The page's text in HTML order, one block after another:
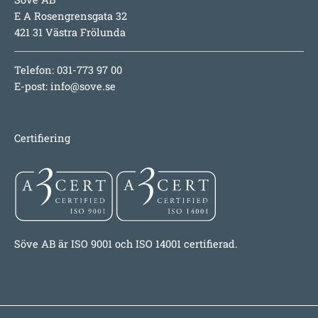
E A Rosengrensgata 32
421 31 Västra Frölunda
Telefon: 031-773 97 00
E-post: info@sove.se
Certifiering
Söve AB är ISO 9001 och ISO 14001 certifierad.